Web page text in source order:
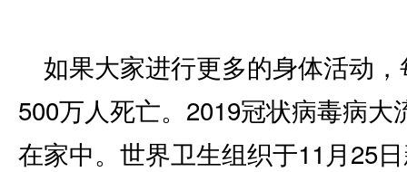
如果大家进行更多的身体活动
500万人死亡。2019冠状病毒病
在家中。世界卫生组织于11月25